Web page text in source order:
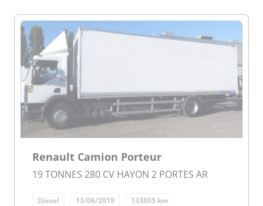
Renault Camion Porteur
19 TONNES 280 CV HAYON 2 PORTES AR
Diesel 13/06/2019 133805 km